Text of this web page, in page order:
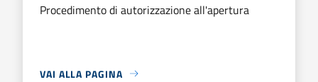
Procedimento di autorizzazione all'apertura
VAI ALLA PAGINA